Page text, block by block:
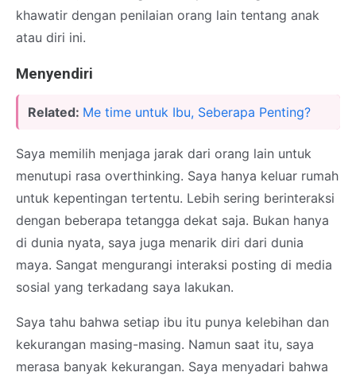
khawatir dengan penilaian orang lain tentang anak
atau diri ini.
Menyendiri
Related: Me time untuk Ibu, Seberapa Penting?
Saya memilih menjaga jarak dari orang lain untuk
menutupi rasa overthinking. Saya hanya keluar rumah
untuk kepentingan tertentu. Lebih sering berinteraksi
dengan beberapa tetangga dekat saja. Bukan hanya
di dunia nyata, saya juga menarik diri dari dunia
maya. Sangat mengurangi interaksi posting di media
sosial yang terkadang saya lakukan.
Saya tahu bahwa setiap ibu itu punya kelebihan dan
kekurangan masing-masing. Namun saat itu, saya
merasa banyak kekurangan. Saya menyadari bahwa